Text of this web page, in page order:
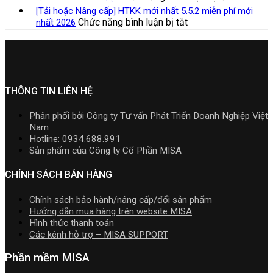
tải
Download
đặt
hộ
kinh
mới
Download
nghiệp
xây
cần
mềm
Kế
toán
MISA
nghiệp
nhất
mới
2026
Bộ
Cài
mềm
R2
cập
[Tải hoặc Nâng cấp] HTKK mới nhất 5.5.2 miễn phí mới
nhất 2026 Chức năng bình luận bị tắtở
5.5.2
THÔNG TIN LIÊN HỆ
Phân phối bởi Công ty Tư vấn Phát Triển Doanh Nghiệp Việt
Nam
Hotline: 0934.688.991
Sản phẩm của Công ty Cổ Phần MISA
CHÍNH SÁCH BÁN HÀNG
Chính sách bảo hành/nâng cấp/đổi sản phẩm
Hướng dẫn mua hàng trên website MISA
Hình thức thanh toán
Các kênh hỗ trợ – MISA SUPPORT
Phần mềm MISA